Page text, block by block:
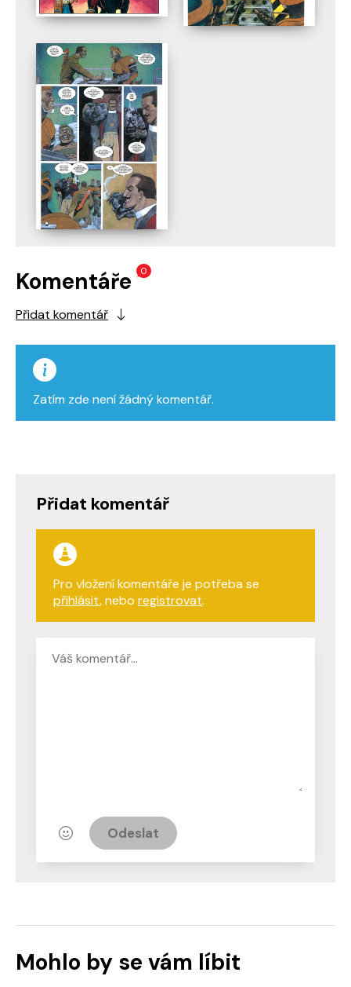
Komentáře 0
Přidat komentář
Zatím zde není žádný komentář.
Přidat komentář
Pro vložení komentáře je potřeba se
přihlásit, nebo registrovat.
Odeslat
Mohlo by se vám líbit